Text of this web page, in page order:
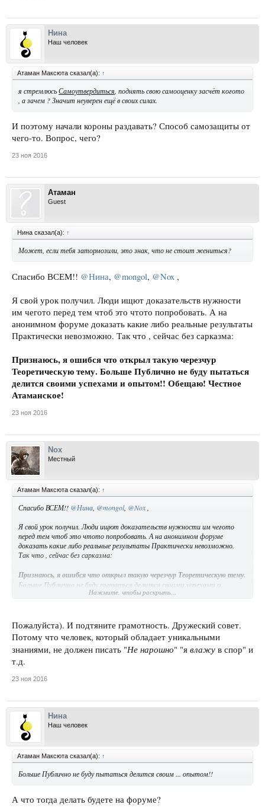
Нина
Наш человек
Атаман Максюта сказал(а): ↑
я стремлюсьСамоутвердиться , поднять свою самооценку засчёт когото
, а зачем ? Значит неуверен ещё в своих силах.
И поэтому начали короны раздавать? Способ самозащиты от
чего-то. Вопрос, чего?
23 ноя 2016
Атаман
Guest
Нина сказал(а): ↑
Может, если тебя затормозили, это знак, что не стоит жениться?
Спасибо ВСЕМ!! @Нина, @mongol, @Nox ,
Я свой урок получил. Люди ищют доказательств нужности
им чегото перед тем чтоб это чтото попробовать. А на
анонимном форуме доказать какие либо реальные результаты
Практически невозможно. Так что , сейчас без сарказма:
Признаюсь, я ошибся что открыл такую черезчур
Теоретическую тему. Больше Публично не буду пытаться
делится своими успехами и опытом!! Обещаю! Честное
Атаманское!
23 ноя 2016
Nox
Местный
Атаман Максюта сказал(а): ↑
Спасибо ВСЕМ!! @Нина @mongol, @Nox,
Я свой урок получил. Люди ищют доказательств нужности им чегото
перед тем чтоб это чтото попробовать. А на анонимном форуме
доказать какие либо реальные результаты Практически невозможно.
Так что , сейчас без сарказма:
Признаюсь, я ошибся что открыл такую черезчур Теоретическую тему.
Больше Публично не буду пытаться делится своими успехами и
опытом!! Обещаю! Честное Атаманское!
Нажмите, чтобы раскрыть...
Пожалуйста). И подтяните грамотность. Дружеский совет.
Потому что человек, который обладает уникальными
знаниями, не должен писать "Не нарошно" "я влажу в спор" и
т.д.
23 ноя 2016
Нина
Наш человек
Атаман Максюта сказал(а): ↑
Больше Публично не буду пытаться делится своим ... опытом!!
А что тогда делать будете на форуме?